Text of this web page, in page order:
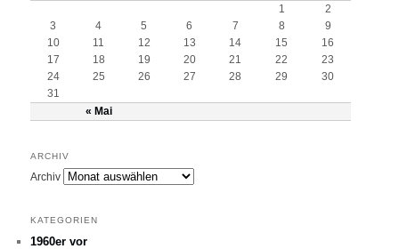
« Mai
1
2
3
4 5 6 7 8
9
10
11 12 13 14 15
16
17
18 19 20 21 22
23
24
25 26 27 28 29
30
31
ARCHIV
Archiv
KATEGORIEN
1960er vor